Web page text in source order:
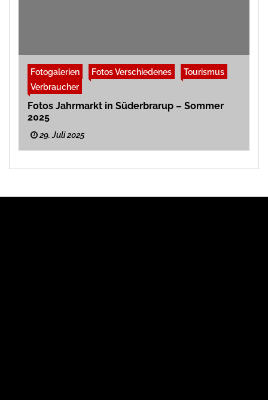
Fotogalerien Fotos Verschiedenes
Tourismus
Verbraucher
Fotos Jahrmarkt in Süderbrarup – Sommer
2025
29. Juli 2025